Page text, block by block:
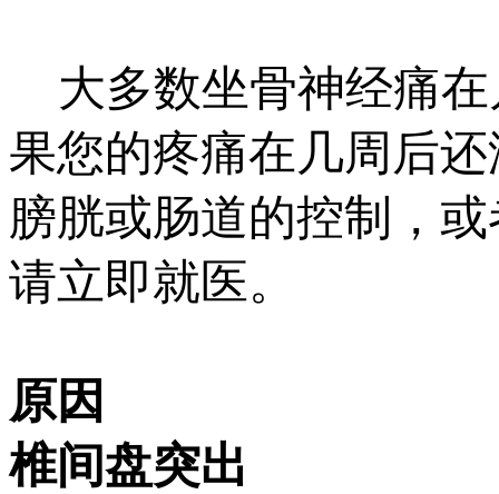
大多数坐骨神经痛在
果您的疼痛在几周后
膀胱或肠道的控制，
请立即就医。
原因
椎间盘突出